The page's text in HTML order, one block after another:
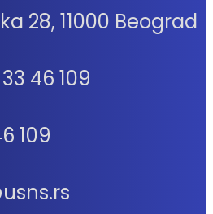
28, 11000 Beograd
46 109
109